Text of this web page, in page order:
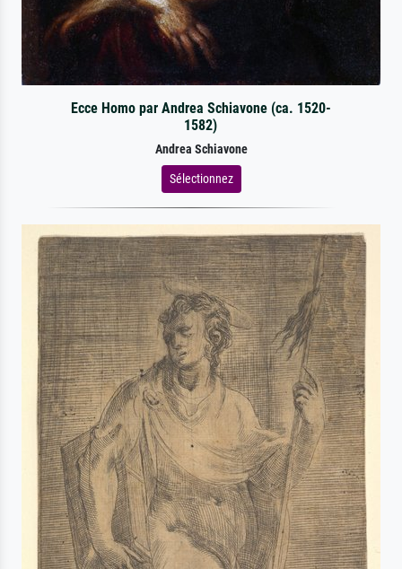
Ecce Homo par Andrea Schiavone (ca. 1520-
1582)
Andrea Schiavone
Sélectionnez